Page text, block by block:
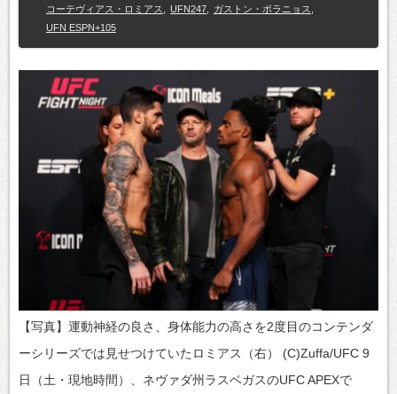
コーテヴィアス・ロミアス UFN247 ガストン・ボラニョス
UFN ESPN+105
【写真】運動神経の良さ、身体能力の高さを2度目のコンテンダ
ーシリーズでは見せつけていたロミアス（右） (C)Zuffa/UFC 9
日（土・現地時間）、ネヴァダ州ラスベガスのUFC APEXで